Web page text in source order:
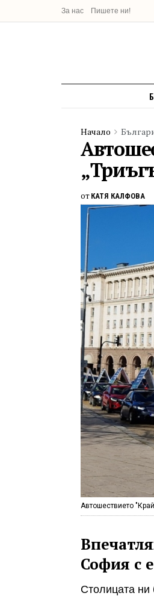
За нас Пишете ни!
Начало
от КАТЯ КАЛФОВА
Автошествието
София с
Столицата ни